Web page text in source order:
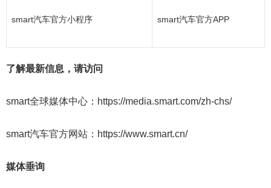
smart汽车官方小程序 smart汽车官方APP
了解最新信息，请访问
smart全球媒体中心：https://media.smart.com/zh-chs/
smart汽车官方网站：https://www.smart.cn/
媒体垂询